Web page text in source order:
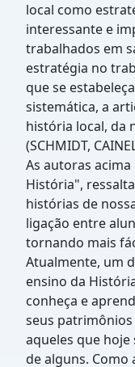
local como
interessante e
trabalhados em
estratégia no
que se
sistemática, a
história local, da
(SCHMIDT,
As autoras
História",
histórias de
ligação entre
tornando mais
Atualmente, um
ensino da
conheça e
seus
aqueles que
de alguns. Como